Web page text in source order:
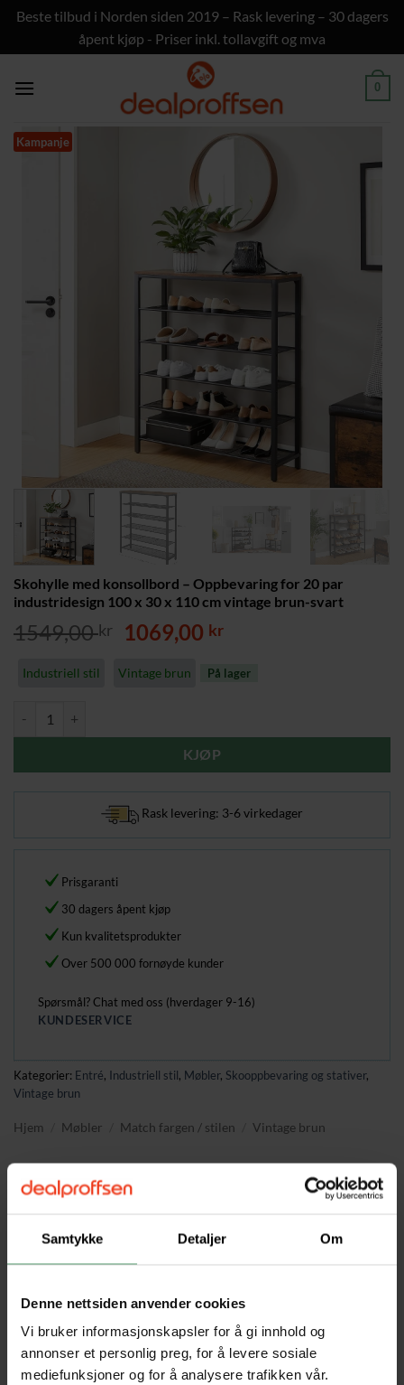
Samtykke Detaljer Om
Denne nettsiden anvender cookies
Vi bruker informasjonskapsler for å gi innhold og
annonser et personlig preg, for å levere sosiale
mediefunksjoner og for å analysere trafikken vår.
Beste tilbud i Norden siden 2019 – Rask levering – 30 dagers
åpent kjøp - Priser inkl. tollavgift og mva
0
Kampanje
Skohylle med konsollbord – Oppbevaring for 20 par
industridesign 100 x 30 x 110 cm vintage brun-svart
1549,00kr
Opprinnelig
var:
1069,00 krNåværende
er:
Industriell stil Vintage brun På lager
KJØP
Rask levering: 3-6 virkedager
Prisgaranti
30 dagers åpent kjøp
Kun kvalitetsprodukter
Over 500 000 fornøyde kunder
Spørsmål? Chat med oss (hverdager 9-16)
KUNDESERVICE
Kategorier: Entré, Industriell stil, Møbler, Skooppbevaring og stativer,
Vintage brun
Hjem Møbler Match fargen / stilen Vintage brun
TILLEGGSINFORMASJON
– Du trenger ikke bekymre deg for lagringsplass! Denne 5-
etasjes hyllen gir nok plass til 20 par stilige sko og gir dem en
perfekt scene å skinne på. Den iøynefallende vintage-
overflaten er perfekt for vesker, nøkler eller små planter.